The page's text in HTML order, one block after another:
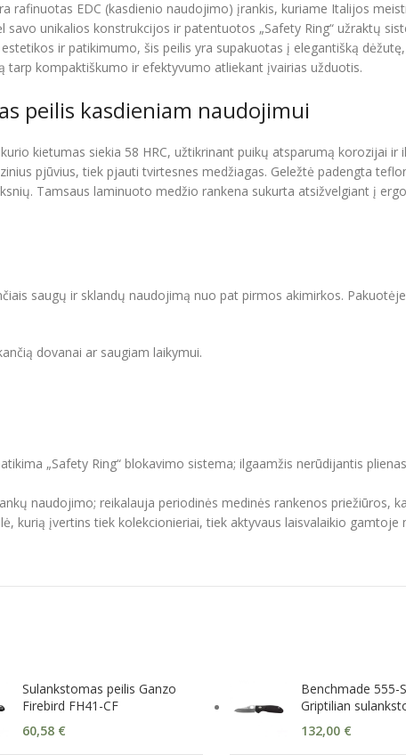
rafinuotas EDC (kasdienio naudojimo) įrankis, kuriame Italijos
savo unikalios konstrukcijos ir patentuotos „Safety Ring“ užraktų
ir patikimumo, šis peilis yra supakuotas į elegantišką
tarp kompaktiškumo ir efektyvumo atliekant įvairias užduotis.
peilis kasdieniam naudojimui
kietumas siekia 58 HRC, užtikrinant puikų atsparumą korozijai ir
pjūvius, tiek pjauti tvirtesnes medžiagas. Geležtė padengta
Tamsaus laminuoto medžio rankena sukurta atsižvelgiant į
saugų ir sklandų naudojimą nuo pat pirmos akimirkos.
dovanai ar saugiam laikymui.
„Safety Ring“ blokavimo sistema; ilgaamžis nerūdijantis
naudojimo; reikalauja periodinės medinės rankenos priežiūros,
kurią įvertins tiek kolekcionieriai, tiek aktyvaus laisvalaikio gamtoje
Sulankstomas peilis Ganzo
Firebird FH41-CF
60,58 €
Benchmade 555-
Griptilian
132,00 €